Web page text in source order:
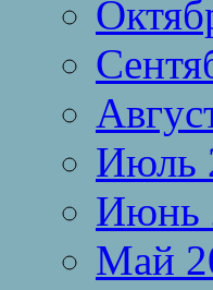
Июль
Июнь
Май